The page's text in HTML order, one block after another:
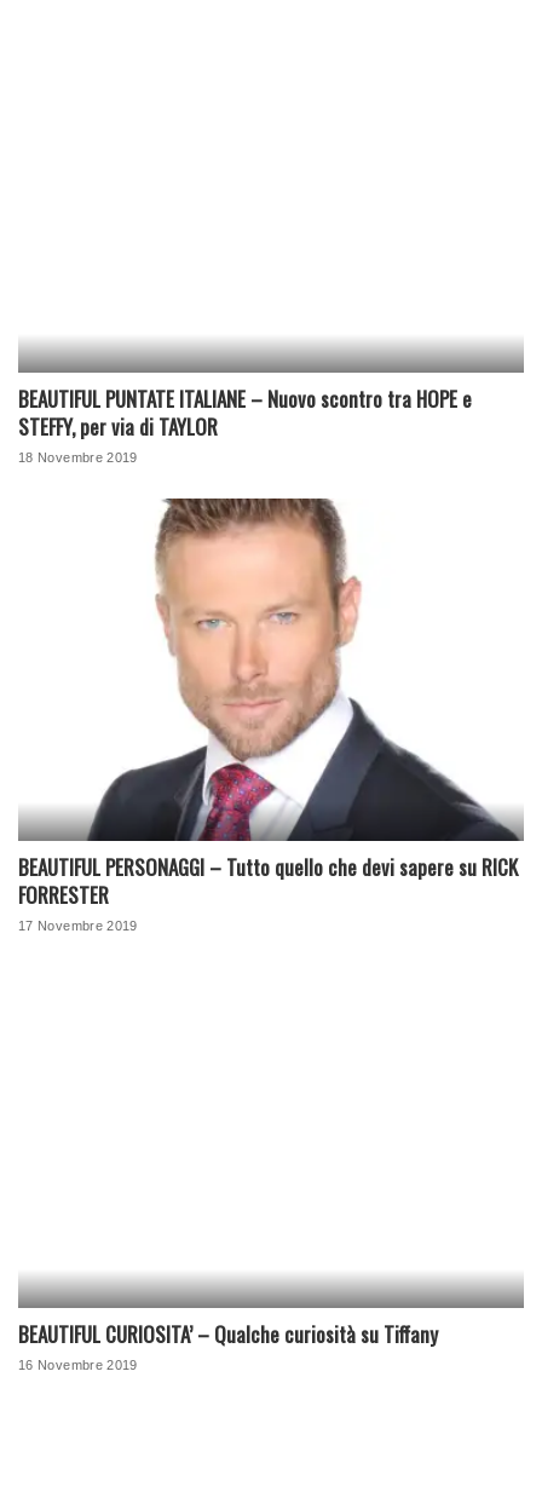
BEAUTIFUL PUNTATE ITALIANE – Nuovo scontro tra HOPE e
STEFFY, per via di TAYLOR
18 Novembre 2019
BEAUTIFUL PERSONAGGI – Tutto quello che devi sapere su RICK
FORRESTER
17 Novembre 2019
BEAUTIFUL CURIOSITA’ – Qualche curiosità su Tiffany
16 Novembre 2019